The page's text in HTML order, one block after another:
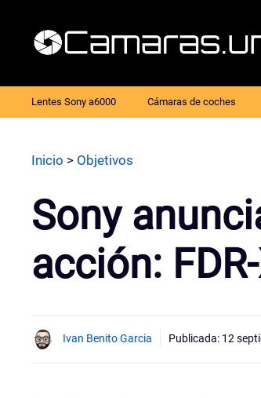
Lentes Sony a6000 Cámaras de coches
Inicio > Objetivos
Sony
acción:
Ivan Benito Garcia Publicada: 12